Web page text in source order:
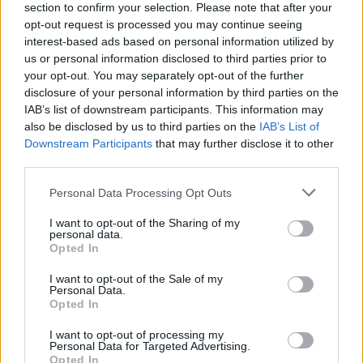
section to confirm your selection. Please note that after your
opt-out request is processed you may continue seeing
interest-based ads based on personal information utilized by
us or personal information disclosed to third parties prior to
your opt-out. You may separately opt-out of the further
disclosure of your personal information by third parties on the
IAB’s list of downstream participants. This information may
also be disclosed by us to third parties on the IAB’s List of
Downstream Participants that may further disclose it to other
Personal Data Processing Opt Outs
I want to opt-out of the Sharing of my
personal data.
Opted In
I want to opt-out of the Sale of my
Personal Data.
Opted In
I want to opt-out of processing my
Personal Data for Targeted Advertising.
Opted In
Τοποθετήστε την κατσαρόλα με το βραστό νερό στο εσωτερικό
της κατάψυξης.
Κλείστε την πόρτα και περιμένετε μερικά λεπτά.
Η θερμότητα διαχέεται, το αλουμινόχαρτο τη μεταδίδει άμεσα
στον πάγο και η απόψυξη γίνεται εύκολα και γρήγορα, χωρίς
κόπο και χωρίς να καταστρέφεται το εσωτερικό της συσκευής.
Η χρησιμότητα του αλουμινόχαρτου, ωστόσο, δεν σταματά
εκεί. Αξιοποιείται και σε πολλές ακόμη εφαρμογές καθαρισμού
με εντυπωσιακά αποτελέσματα.
Γυάλισμα ασημικών και μεταλλικών αντικειμένων
Σε ένα μπολ στρωμένο με αλουμινόχαρτο (με τη γυαλιστερή
πλευρά προς τα πάνω), προσθέστε ζεστό νερό, μια κουταλιά
μαγειρική σόδα και αλάτι. Βυθίστε τα ασημικά και αφήστε τα
Καθαρισμός μπαταριών βρύσης και απομάκρυνση αλάτων
Με μια μπαλίτσα από αλουμινόχαρτο, τρίψτε απαλά τις βρύσες